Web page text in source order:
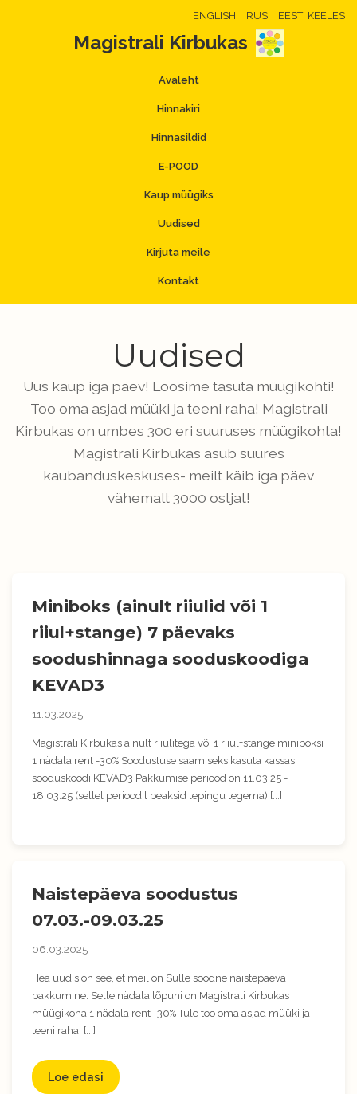
ENGLISH RUS EESTI KEELES
Magistrali Kirbukas
Avaleht
Hinnakiri
Hinnasildid
E-POOD
Kaup müügiks
Uudised
Kirjuta meile
Kontakt
Uudised
Uus kaup iga päev! Loosime tasuta müügikohti!
Too oma asjad müüki ja teeni raha! Magistrali
Kirbukas on umbes 300 eri suuruses müügikohta!
Magistrali Kirbukas asub suures
kaubanduskeskuses- meilt käib iga päev
vähemalt 3000 ostjat!
Miniboks (ainult riiulid või 1
riiul+stange) 7 päevaks
soodushinnaga sooduskoodiga
KEVAD3
11.03.2025
Magistrali Kirbukas ainult riiulitega või 1 riiul+stange miniboksi
1 nädala rent -30% Soodustuse saamiseks kasuta kassas
sooduskoodi KEVAD3 Pakkumise periood on 11.03.25 -
18.03.25 (sellel perioodil peaksid lepingu tegema) [...]
Naistepäeva soodustus
07.03.-09.03.25
06.03.2025
Hea uudis on see, et meil on Sulle soodne naistepäeva
pakkumine. Selle nädala lõpuni on Magistrali Kirbukas
müügikoha 1 nädala rent -30% Tule too oma asjad müüki ja
teeni raha! [...]
Loe edasi